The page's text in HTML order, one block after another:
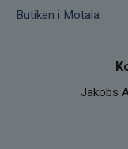
Butiken i Motala
Jakobs